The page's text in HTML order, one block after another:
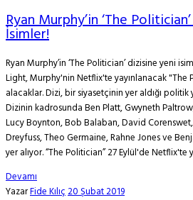
Ryan Murphy’in ‘The
İsimler!
Ryan Murphy’in ‘The Politician’ dizisine yeni
Light, Murphy'nin Netflix'te yayınlanacak
alacaklar. Dizi, bir siyasetçinin yer aldığı politik
Dizinin kadrosunda Ben Platt, Gwyneth
Lucy Boynton, Bob Balaban, David
Dreyfuss, Theo Germaine, Rahne Jones ve
yer alıyor. “The Politician” 27 Eylül'de Netflix'te
Devamı
YazarFide Kılıç20 Şubat 2019